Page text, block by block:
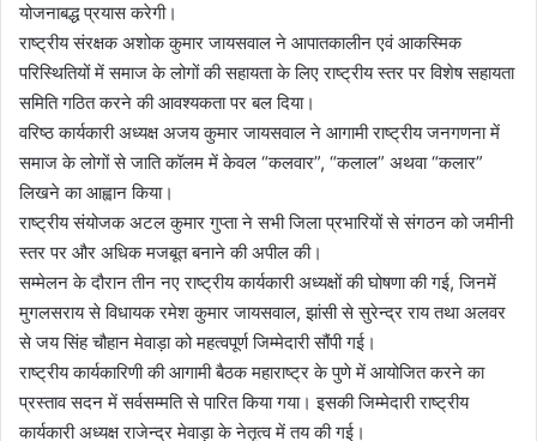
योजनाबद्ध प्रयास करेगी।
राष्ट्रीय संरक्षक अशोक कुमार जायसवाल ने आपातकालीन एवं आकस्मिक
परिस्थितियों में समाज के लोगों की सहायता के लिए राष्ट्रीय स्तर पर विशेष सहायता
समिति गठित करने की आवश्यकता पर बल दिया।
वरिष्ठ कार्यकारी अध्यक्ष अजय कुमार जायसवाल ने आगामी राष्ट्रीय जनगणना में
समाज के लोगों से जाति कॉलम में केवल “कलवार”, “कलाल” अथवा “कलार”
लिखने का आह्वान किया।
राष्ट्रीय संयोजक अटल कुमार गुप्ता ने सभी जिला प्रभारियों से संगठन को जमीनी
स्तर पर और अधिक मजबूत बनाने की अपील की।
सम्मेलन के दौरान तीन नए राष्ट्रीय कार्यकारी अध्यक्षों की घोषणा की गई, जिनमें
मुगलसराय से विधायक रमेश कुमार जायसवाल, झांसी से सुरेन्द्र राय तथा अलवर
से जय सिंह चौहान मेवाड़ा को महत्वपूर्ण जिम्मेदारी सौंपी गई।
राष्ट्रीय कार्यकारिणी की आगामी बैठक महाराष्ट्र के पुणे में आयोजित करने का
प्रस्ताव सदन में सर्वसम्मति से पारित किया गया। इसकी जिम्मेदारी राष्ट्रीय
कार्यकारी अध्यक्ष राजेन्द्र मेवाड़ा के नेतृत्व में तय की गई।